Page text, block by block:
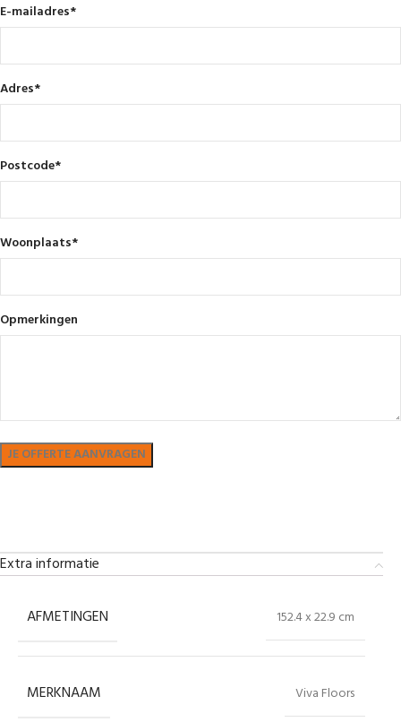
E-mailadres*
Adres*
Postcode*
Woonplaats*
Opmerkingen
Extra informatie
AFMETINGEN 152.4 x 22.9 cm
MERKNAAM Viva Floors